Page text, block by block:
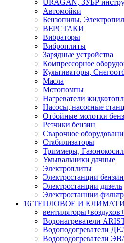
URAGAN, ЗУБР
Автомойки
Бензопилы,
ВЕРСТАКИ
Вибраторы
Виброплиты
Зарядные устройства
Компрессорное
Культиваторы,
Масла
Мотопомпы
Нагреватели
Насосы, насосные
Отбойные молотки
Резчики бензин
Сварочное
Стабилизаторы
Триммеры,
Умывальники дачные
Электроплиты
Электростанции бензин
Электростанции дизель
Электростанции
16 ТЕПЛОВОЕ И
Водонагреватели
Водоподогреватели
Водоподогреватели